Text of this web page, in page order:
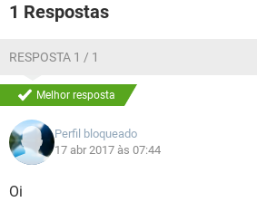
1 Respostas
RESPOSTA 1 / 1
Melhor resposta
Perfil bloqueado
17 abr 2017 às 07:44
Oi